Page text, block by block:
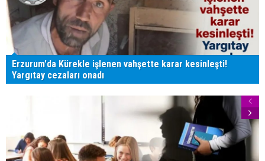
Erzurum'da Kürekle işlenen vahşette karar kesinleşti!
Yargıtay cezaları onadı